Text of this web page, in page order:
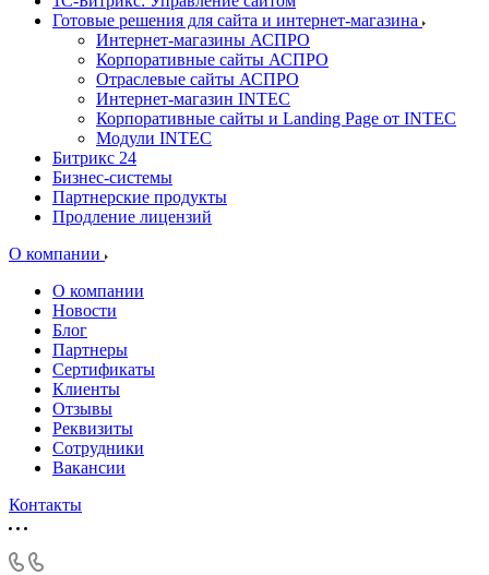
Готовые решения для сайта и интернет-магазина
Интернет-магазины АСПРО
Корпоративные сайты АСПРО
Отраслевые сайты АСПРО
Интернет-магазин INTEC
Корпоративные сайты и Landing Page от INTEC
Модули INTEC
Битрикс 24
Бизнес-системы
Партнерские продукты
Продление лицензий
О компании
О компании
Новости
Блог
Партнеры
Сертификаты
Клиенты
Отзывы
Реквизиты
Сотрудники
Вакансии
Контакты